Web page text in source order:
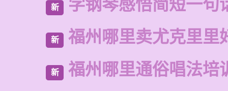
新 学钢琴感悟简短一句
新 福州哪里卖尤克里里
新 福州哪里通俗唱法培